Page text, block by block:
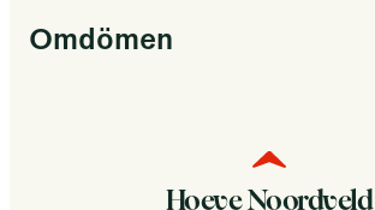
Omdömen
Hoeve Noordveld